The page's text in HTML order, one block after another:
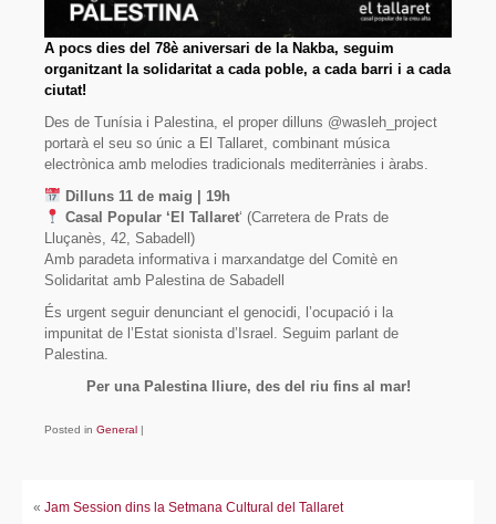
Videos
Participa
Avals
Enllaços
Contacte
A pocs dies del 78è aniversari de la Nakba, seguim
organitzant la solidaritat a cada poble, a cada barri i a cada
ciutat!
Des de Tunísia i Palestina, el proper dilluns @wasleh_project
portarà el seu so únic a El Tallaret, combinant música
electrònica amb melodies tradicionals mediterrànies i àrabs.
Dilluns 11 de maig | 19h
Casal Popular ‘El Tallaret‘ (Carretera de Prats de
Lluçanès, 42, Sabadell)
Amb paradeta informativa i marxandatge del Comitè en
Solidaritat amb Palestina de Sabadell
És urgent seguir denunciant el genocidi, l’ocupació i la
impunitat de l’Estat sionista d’Israel. Seguim parlant de
Palestina.
Per una Palestina lliure, des del riu fins al mar!
Posted in General |
« Jam Session dins la Setmana Cultural del Tallaret